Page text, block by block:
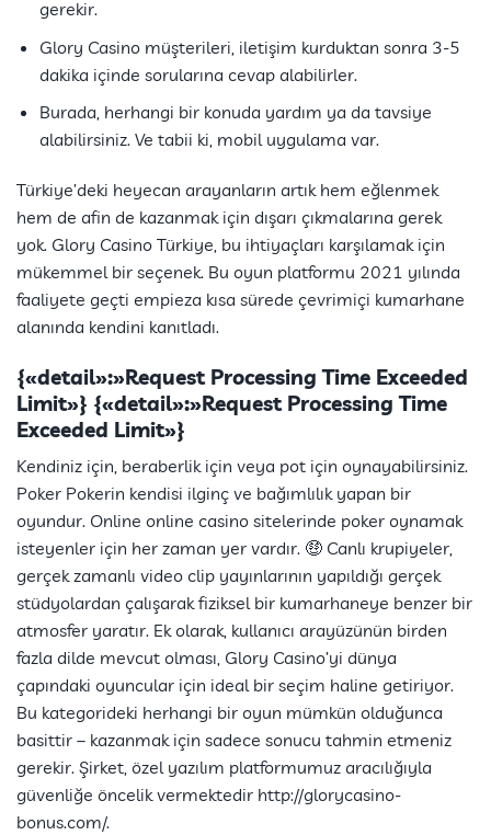
gerekir.
Glory Casino müşterileri, iletişim kurduktan sonra 3-5
dakika içinde sorularına cevap alabilirler.
Burada, herhangi bir konuda yardım ya da tavsiye
alabilirsiniz. Ve tabii ki, mobil uygulama var.
Türkiye’deki heyecan arayanların artık hem eğlenmek
hem de afin de kazanmak için dışarı çıkmalarına gerek
yok. Glory Casino Türkiye, bu ihtiyaçları karşılamak için
mükemmel bir seçenek. Bu oyun platformu 2021 yılında
faaliyete geçti empieza kısa sürede çevrimiçi kumarhane
alanında kendini kanıtladı.
{«detail»:»Request Processing Time Exceeded
Limit»} {«detail»:»Request Processing Time
Exceeded Limit»}
Kendiniz için, beraberlik için veya pot için oynayabilirsiniz.
Poker Pokerin kendisi ilginç ve bağımlılık yapan bir
oyundur. Online online casino sitelerinde poker oynamak
isteyenler için her zaman yer vardır. 🤑 Canlı krupiyeler,
gerçek zamanlı video clip yayınlarının yapıldığı gerçek
stüdyolardan çalışarak fiziksel bir kumarhaneye benzer bir
atmosfer yaratır. Ek olarak, kullanıcı arayüzünün birden
fazla dilde mevcut olması, Glory Casino’yi dünya
çapındaki oyuncular için ideal bir seçim haline getiriyor.
Bu kategorideki herhangi bir oyun mümkün olduğunca
basittir – kazanmak için sadece sonucu tahmin etmeniz
gerekir. Şirket, özel yazılım platformumuz aracılığıyla
güvenliğe öncelik vermektedir http://glorycasino-
bonus.com/.